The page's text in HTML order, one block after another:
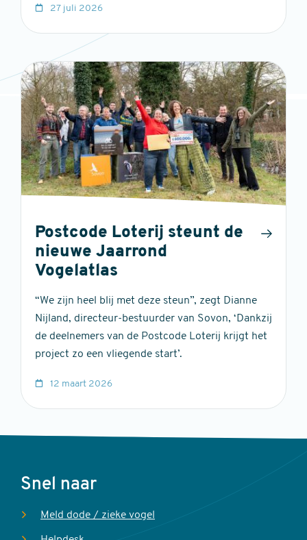
27 juli 2026
Postcode Loterij steunt de
nieuwe Jaarrond
Vogelatlas
“We zijn heel blij met deze steun”, zegt Dianne
Nijland, directeur-bestuurder van Sovon, ‘Dankzij
de deelnemers van de Postcode Loterij krijgt het
project zo een vliegende start’.
12 maart 2026
Voet
Snel naar
Meld dode / zieke vogel